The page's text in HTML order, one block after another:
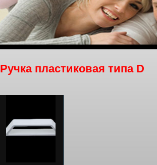
Ручка пластиковая типа D